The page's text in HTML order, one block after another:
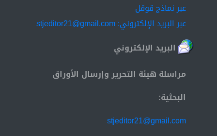
عبر نماذج قوقل
عبر البريد الإلكتروني: stjeditor21@gmail.com
البريد الإلكتروني
مراسلة هيئة التحرير وإرسال الأوراق
البحثية:
stjeditor21@gmail.com